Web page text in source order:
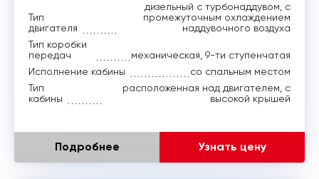
Тип
двигателя
дизельный с турбонаддувом, с
промежуточным охлаждением
наддувочного воздуха
Тип коробки
передач
механическая, 9-ти ступенчатая
Исполнение кабины
со спальным местом
Тип
кабины
расположенная над двигателем, с
высокой крышей
Подробнее Узнать цену